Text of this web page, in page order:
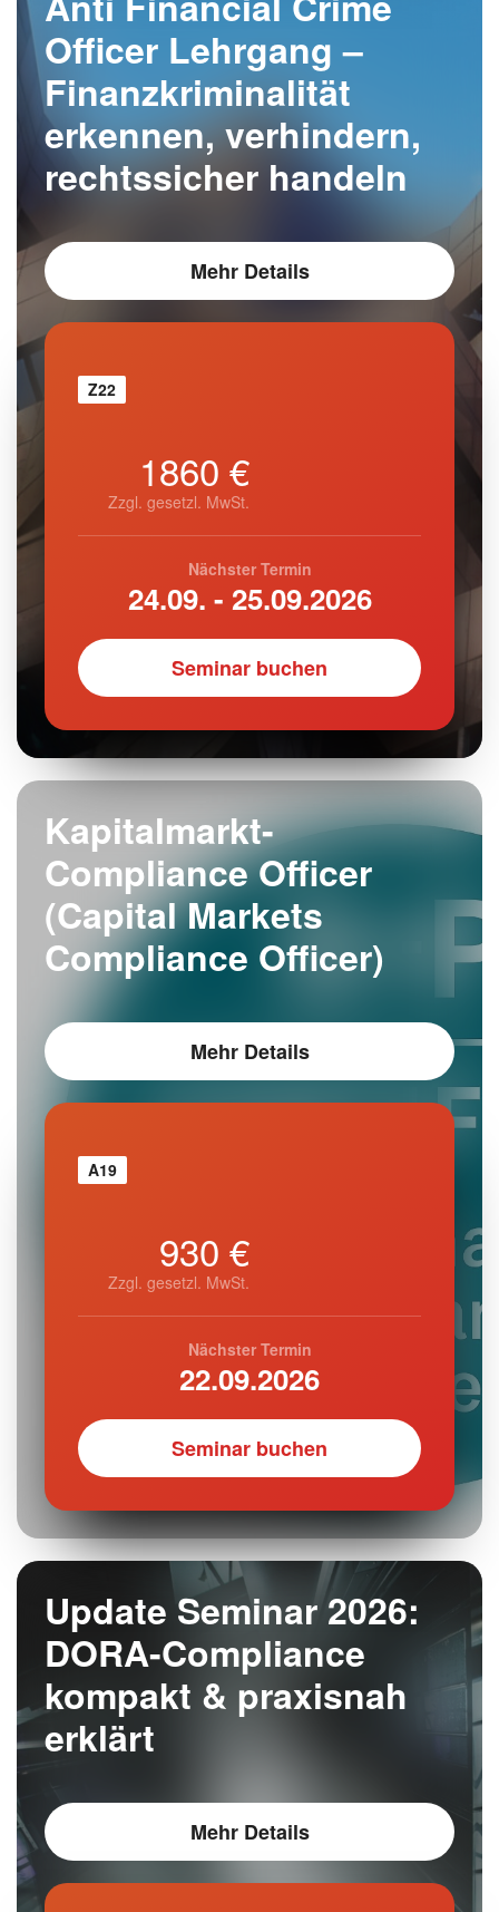
Officer Lehrgang –
Finanzkriminalität
erkennen, verhindern,
rechtssicher handeln
Mehr Details
Z22
1860 €
Zzgl. gesetzl. MwSt.
Nächster Termin
24.09. - 25.09.2026
Seminar buchen
Kapitalmarkt-
Compliance Officer
(Capital Markets
Compliance Officer)
Mehr Details
A19
930 €
Zzgl. gesetzl. MwSt.
Nächster Termin
22.09.2026
Seminar buchen
Update Seminar 2026:
DORA-Compliance
kompakt & praxisnah
erklärt
Mehr Details